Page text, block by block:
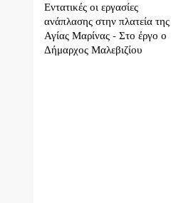
Εντατικές οι εργασίες
ανάπλασης στην πλατεία της
Αγίας Μαρίνας - Στο έργο ο
Δήμαρχος Μαλεβιζίου